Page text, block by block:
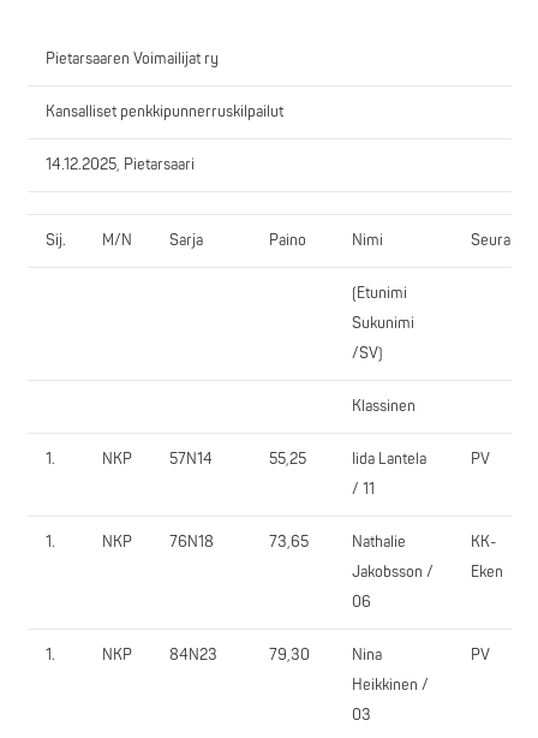
Pietarsaaren Voimailijat ry
Kansalliset penkkipunnerruskilpailut
14.12.2025, Pietarsaari
Sij. M/N Sarja Paino Nimi Seura
(Etunimi
Sukunimi
/SV)
Klassinen
1. NKP 57N14 55,25
Iida Lantela
/ 11
PV
1. NKP 76N18 73,65
Nathalie
Jakobsson /
06
KK-
Eken
1. NKP 84N23 79,30
Nina
Heikkinen /
03
PV